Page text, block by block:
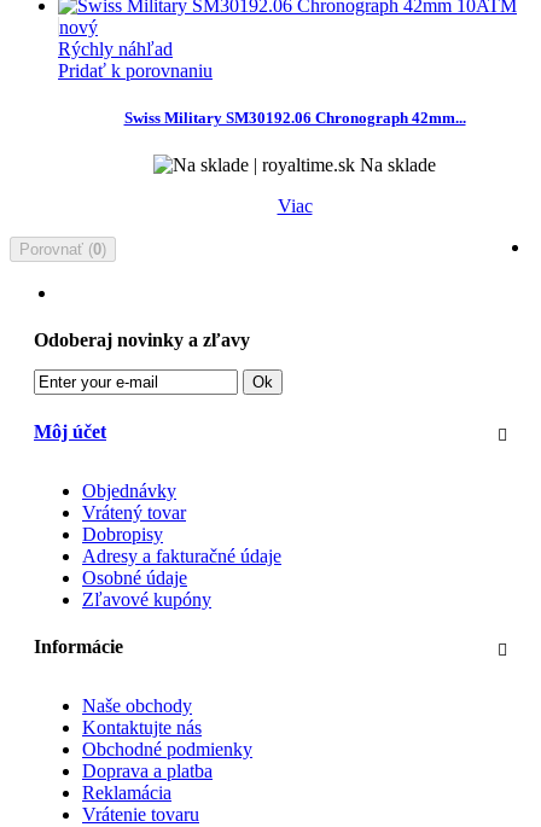
nový
Rýchly náhľad
Pridať k porovnaniu
Swiss Military SM30192.06 Chronograph 42mm...
Na sklade
Viac
Porovnať (0)
Odoberaj novinky a zľavy
Ok
Môj účet
Objednávky
Vrátený tovar
Dobropisy
Adresy a fakturačné údaje
Osobné údaje
Zľavové kupóny
Informácie
Naše obchody
Kontaktujte nás
Obchodné podmienky
Doprava a platba
Reklamácia
Vrátenie tovaru